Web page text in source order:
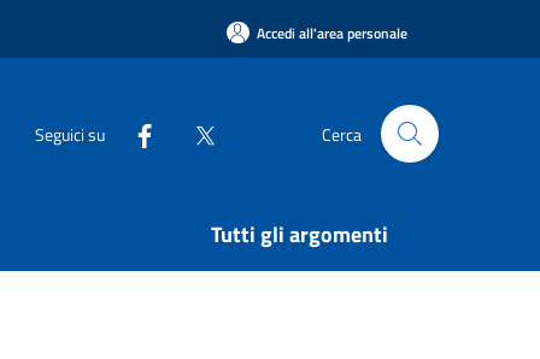
Accedi all'area personale
Seguici su Cerca
Tutti gli argomenti